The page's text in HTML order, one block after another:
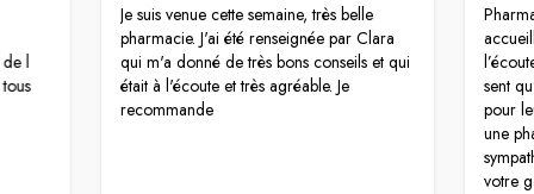
l
Je suis venue cette semaine, très belle
pharmacie. J'ai été renseignée par Clara
qui m'a donné de très bons conseils et qui
était à l'écoute et très agréable. Je
recommande
sent
pour
une
votre